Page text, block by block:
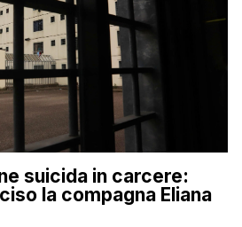
suicida in carcere:
la compagna Eliana